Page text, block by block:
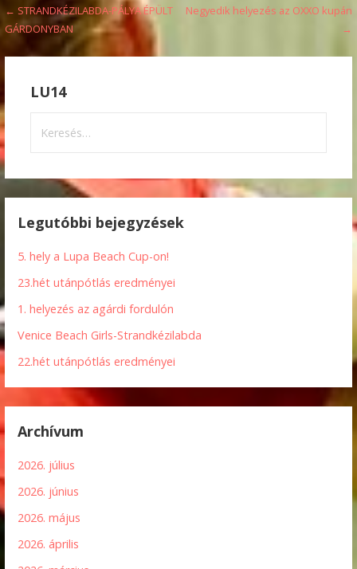
Bejegyzés
navigáció
← STRANDKÉZILABDA-PÁLYA ÉPÜLT
GÁRDONYBAN
Negyedik helyezés az OXXO kupán
→
LU14
Legutóbbi bejegyzések
5. hely a Lupa Beach Cup-on!
23.hét utánpótlás eredményei
1. helyezés az agárdi fordulón
Venice Beach Girls-Strandkézilabda
22.hét utánpótlás eredményei
Archívum
2026. július
2026. június
2026. május
2026. április